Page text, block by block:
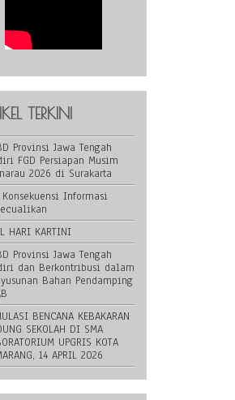
TERKINI
Provinsi Jawa Tengah
FGD Persiapan Musim
2026 di Surakarta
Informasi
HARI KARTINI
Provinsi Jawa Tengah
dan Berkontribusi dalam
Bahan Pendamping
BENCANA KEBAKARAN
SEKOLAH DI SMA
UPGRIS KOTA
14 APRIL 2026